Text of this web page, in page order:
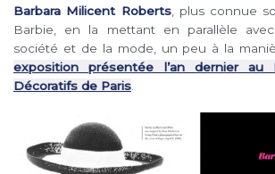
Barbara Milicent Roberts, plus connue
Barbie, en la mettant en parallèle
société et de la mode, un peu à la
exposition présentée l’an dernier
Décoratifs de Paris